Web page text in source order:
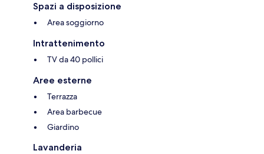
Spazi a disposizione
Area soggiorno
Intrattenimento
TV da 40 pollici
Aree esterne
Terrazza
Area barbecue
Giardino
Lavanderia